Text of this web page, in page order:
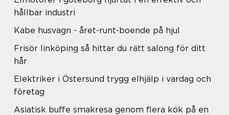
hållbar industri
Kabe husvagn - året-runt-boende på hjul
Frisör linköping så hittar du rätt salong för ditt
hår
Elektriker i Östersund trygg elhjälp i vardag och
företag
Asiatisk buffe smakresa genom flera kök på en